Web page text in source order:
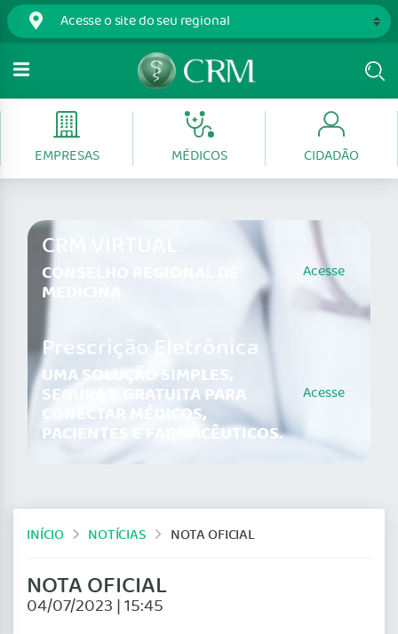
EMPRESAS MÉDICOS CIDADÃO
CRM VIRTUAL
CONSELHO REGIONAL DE
MEDICINA
Acesse
Prescrição Eletrônica
UMA SOLUÇÃO SIMPLES,
SEGURA E GRATUITA PARA
CONECTAR MÉDICOS,
PACIENTES E FARMACÊUTICOS.
Acesse
INÍCIO NOTÍCIAS NOTA OFICIAL
NOTA OFICIAL
04/07/2023 | 15:45